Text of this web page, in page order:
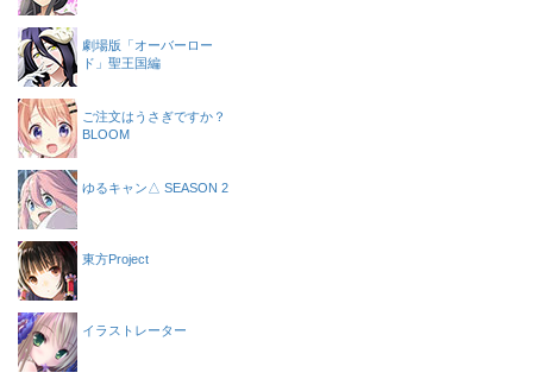
劇場版「オーバーロー
ド」聖王国編
ご注文はうさぎですか？
BLOOM
ゆるキャン△ SEASON 2
東方Project
イラストレーター